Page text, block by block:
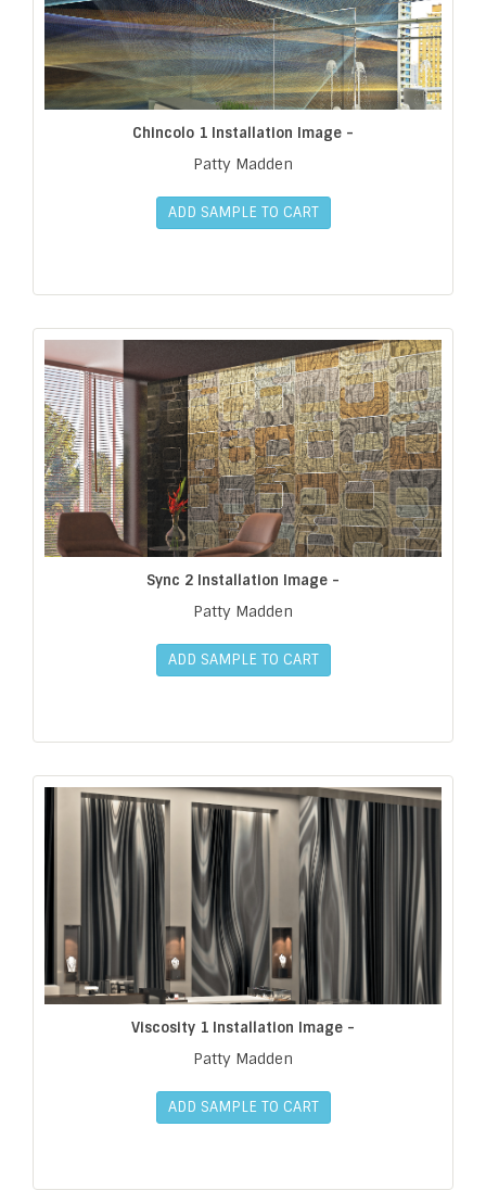
Chincolo 1 Installation Image -
Patty Madden
ADD SAMPLE TO CART
Sync 2 Installation Image -
Patty Madden
ADD SAMPLE TO CART
Viscosity 1 Installation Image -
Patty Madden
ADD SAMPLE TO CART